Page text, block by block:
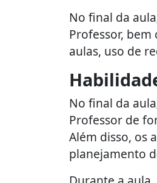
No final da
Professor,
aulas, uso de
No final da
Professor de
Além disso, os
planejamento